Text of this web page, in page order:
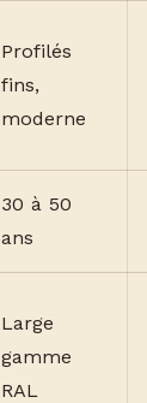
Profilés
fins,
moderne
30 à 50
ans
Large
gamme
RAL